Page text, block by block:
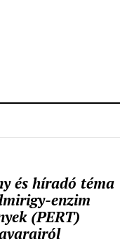
és híradó téma
enzim
(PERT)